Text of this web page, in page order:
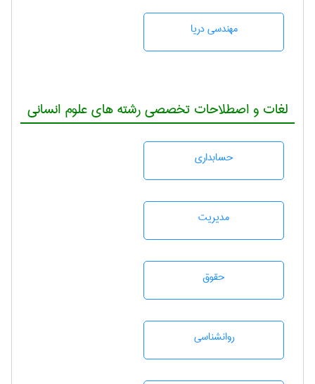
مهندسی دریا
لغات و اصطلاحات تخصصی رشته های علوم انسانی
حسابداری
مديريت
حقوق
روانشناسی